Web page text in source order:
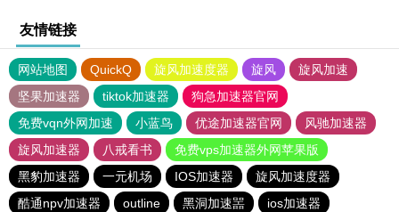
友情链接
网站地图 QuickQ 旋风加速度器 旋风
旋风加速
坚果加速器
tiktok加速器
狗急加速器官网
免费vqn外网加速
小蓝鸟 优途加速器官网
风驰加速器
旋风加速器
八戒看书
免费vps加速器外网苹果版
黑豹加速器
一元机场 IOS加速器
旋风加速度器
酷通npv加速器
outline 黑洞加速噐
ios加速器